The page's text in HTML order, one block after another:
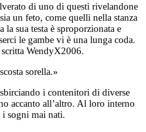
di uno di questi rivelandone
un feto, come quelli nella stanza
la sua testa è sproporzionata e
le gambe vi è una lunga coda.
WendyX2006.
sorella.»
i contenitori di diverse
accanto all’altro. Al loro interno
sogni mai nati.